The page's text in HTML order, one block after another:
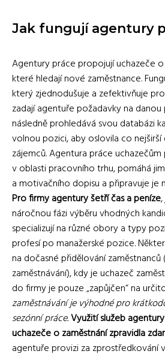
Jak fungují agentury
Agentury práce propojují uchazeče o
které hledají nové zaměstnance.
který zjednodušuje a zefektivňuje
zadají agentuře požadavky na
následně prohledává svou databázi
volnou pozici, aby oslovila co
zájemců. Agentura práce
v oblasti pracovního trhu, pomáhá
a motivačního dopisu a připravuje je
Pro firmy agentury šetří čas a peníze
náročnou fázi výběru vhodných
specializují na různé obory a typy
profesí po manažerské pozice.
na dočasné přidělování zaměstnanců
zaměstnávání), kdy je uchazeč
do firmy je pouze „zapůjčen“ na
zaměstnávání je výhodné pro
sezónní práce.Využití služeb
uchazeče o zaměstnání zpravidla
agentuře provizi za zprostředkování